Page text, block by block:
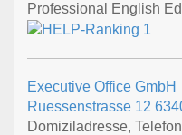
Professional English
Executive Office GmbH
Ruessenstrasse 12
Domiziladresse,